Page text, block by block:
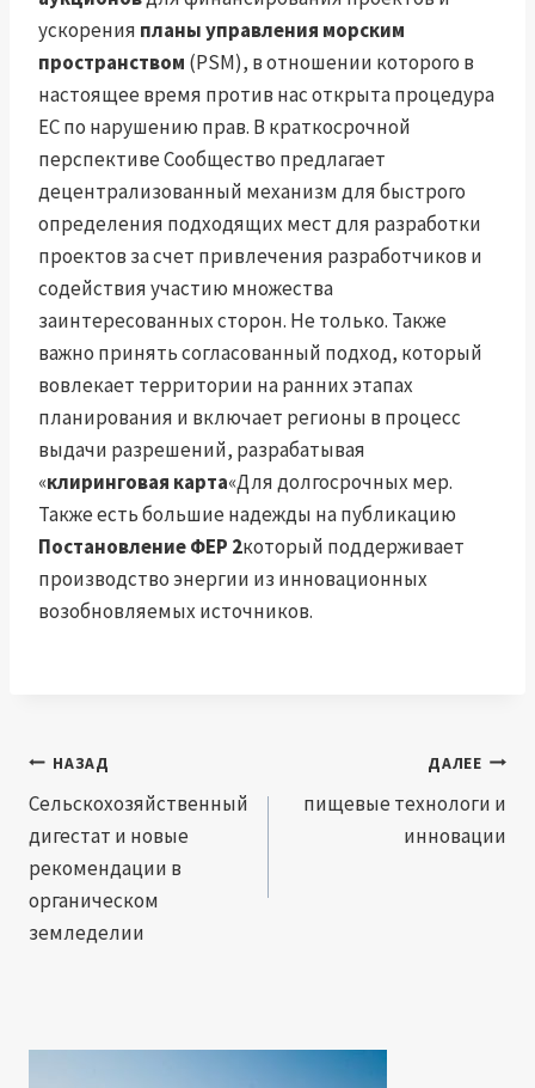
ускорения планы управления морским
пространством (PSM), в отношении которого в
настоящее время против нас открыта процедура
ЕС по нарушению прав. В краткосрочной
перспективе Сообщество предлагает
децентрализованный механизм для быстрого
определения подходящих мест для разработки
проектов за счет привлечения разработчиков и
содействия участию множества
заинтересованных сторон. Не только. Также
важно принять согласованный подход, который
вовлекает территории на ранних этапах
планирования и включает регионы в процесс
выдачи разрешений, разрабатывая
«клиринговая карта«Для долгосрочных мер.
Также есть большие надежды на публикацию
Постановление ФЕР 2который поддерживает
производство энергии из инновационных
возобновляемых источников.
Навигация
по
записям
НАЗАД
Сельскохозяйственный
дигестат и новые
рекомендации в
органическом
земледелии
ДАЛЕЕ
пищевые технологи и
инновации